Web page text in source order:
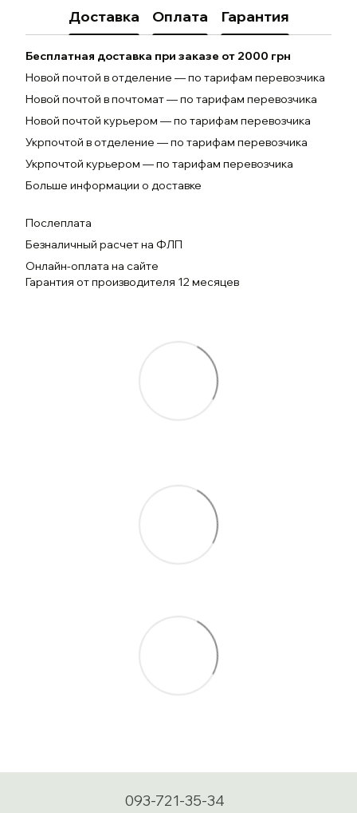
Доставка Оплата Гарантия
Бесплатная доставка при заказе от 2000 грн
Новой почтой в отделение — по тарифам перевозчика
Новой почтой в почтомат — по тарифам перевозчика
Новой почтой курьером — по тарифам перевозчика
Укрпочтой в отделение — по тарифам перевозчика
Укрпочтой курьером — по тарифам перевозчика
Больше информации о доставке
Послеплата
Безналичный расчет на ФЛП
Онлайн-оплата на сайте
Гарантия от производителя 12 месяцев
093-721-35-34